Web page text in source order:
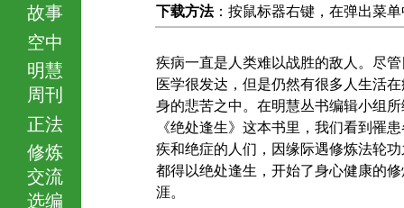
故事
空中
明慧
周刊
正法
修炼
交流
选编
下载方法：按鼠标器右键，在弹出菜
疾病一直是人类难以战胜的敌人。尽
医学很发达，但是仍然有很多人生活
身的悲苦之中。在明慧丛书编辑小组
《绝处逢生》这本书里，我们看到罹
疾和绝症的人们，因缘际遇修炼法轮
都得以绝处逢生，开始了身心健康的修
涯。